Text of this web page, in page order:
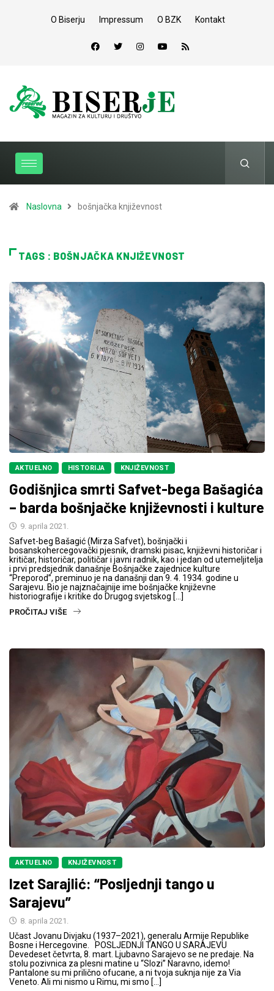
O Biserju Impressum O BZK Kontakt
Naslovna bošnjačka književnost
TAGS : BOŠNJAČKA KNJIŽEVNOST
AKTUELNO HISTORIJA KNJIŽEVNOST
Godišnjica smrti Safvet-bega Bašagića
– barda bošnjačke književnosti i kulture
9. aprila 2021.
Safvet-beg Bašagić (Mirza Safvet), bošnjački i
bosanskohercegovački pjesnik, dramski pisac, književni historičar i
kritičar, historičar, političar i javni radnik, kao i jedan od utemeljitelja
i prvi predsjednik današnje Bošnjačke zajednice kulture
“Preporod”, preminuo je na današnji dan 9. 4. 1934. godine u
Sarajevu. Bio je najznačajnije ime bošnjačke književne
historiografije i kritike do Drugog svjetskog […]
PROČITAJ VIŠE
AKTUELNO KNJIŽEVNOST
Izet Sarajlić: “Posljednji tango u
Sarajevu”
8. aprila 2021.
Učast Jovanu Divjaku (1937–2021), generalu Armije Republike
Bosne i Hercegovine. POSLJEDNJI TANGO U SARAJEVU
Devedeset četvrta, 8. mart. Ljubavno Sarajevo se ne predaje. Na
stolu pozivnica za plesni matine u “Slozi” Naravno, idemo!
Pantalone su mi prilično ofucane, a ni tvoja suknja nije za Via
Veneto. Ali mi nismo u Rimu, mi smo […]